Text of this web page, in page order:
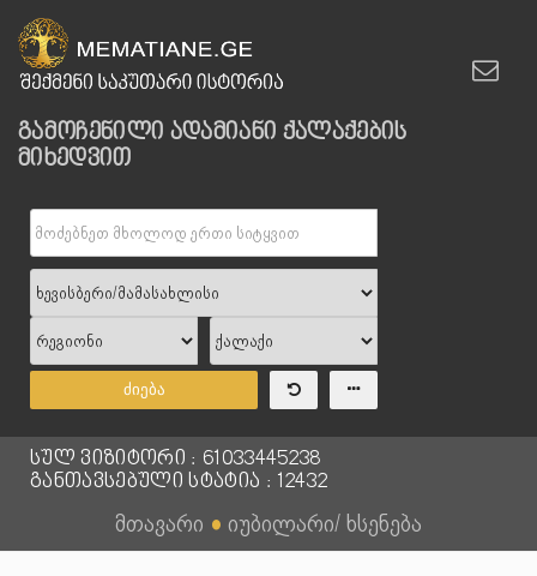
გამოჩენილი ადამიანი ქალაქების
მიხედვით
ძიება
სულ ვიზიტორი : 61033445238
განთავსებული სტატია : 12432
მთავარი ● იუბილარი/ ხსენება